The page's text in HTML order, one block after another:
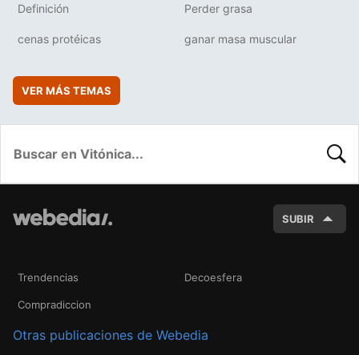
Definición Perder grasa
cenas protéicas ganar masa muscular
VER MÁS TEMAS
SUBIR
Trendencias Decoesfera
Compradiccion
Otras publicaciones de Webedia